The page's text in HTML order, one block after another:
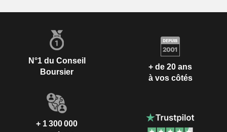
N°1 du Conseil
Boursier
+ de 20 ans
à vos côtés
+ 1 300 000